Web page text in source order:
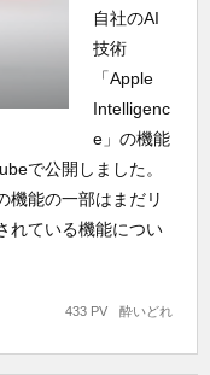
自社のAI
技術
「Apple
Intelligenc
e」の機能
で公開しました。
機能の一部はまだリ
れている機能につい
酔いどれ
433 PV